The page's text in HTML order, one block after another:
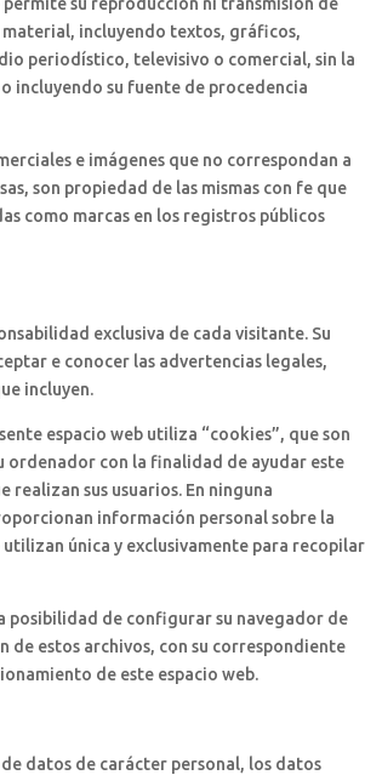
incluyendo textos, gráficos,
periodístico, televisivo o comercial, sin la
incluyendo su fuente de procedencia
e imágenes que no correspondan a
son propiedad de las mismas con fe que
como marcas en los registros públicos
exclusiva de cada visitante. Su
e conocer las advertencias legales,
incluyen.
espacio web utiliza “cookies”, que son
ordenador con la finalidad de ayudar este
realizan sus usuarios. En ninguna
información personal sobre la
utilizan única y exclusivamente para recopilar
posibilidad de configurar su navegador de
de estos archivos, con su correspondiente
de este espacio web.
datos de carácter personal, los datos